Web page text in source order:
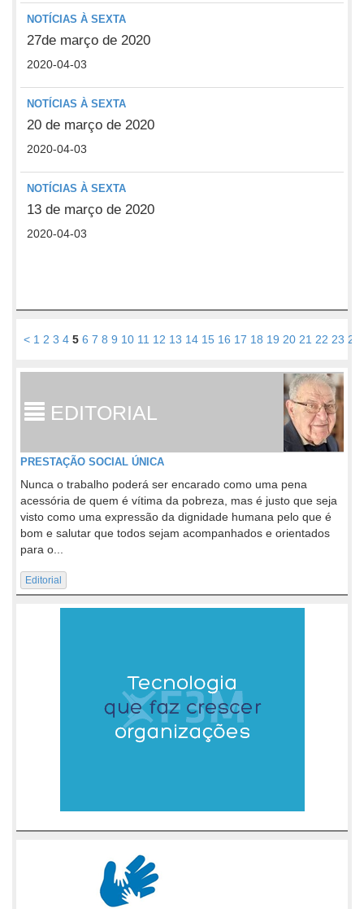
NOTÍCIAS À SEXTA
27de março de 2020
2020-04-03
NOTÍCIAS À SEXTA
20 de março de 2020
2020-04-03
NOTÍCIAS À SEXTA
13 de março de 2020
2020-04-03
< 1 2 3 4 5 6 7 8 9 10 11 12 13 14 15 16 17 18 19 20 21 22 23 24
EDITORIAL
PRESTAÇÃO SOCIAL ÚNICA
Nunca o trabalho poderá ser encarado como uma pena
acessória de quem é vítima da pobreza, mas é justo que seja
visto como uma expressão da dignidade humana pelo que é
bom e salutar que todos sejam acompanhados e orientados
para o...
Editorial